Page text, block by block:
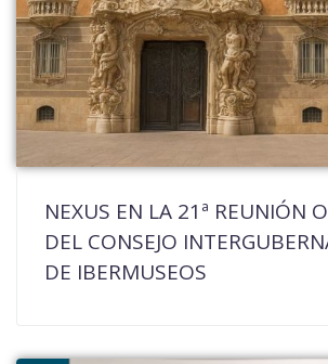
NEXUS EN LA 21ª REUNIÓN
DEL CONSEJO
DE IBERMUSEOS